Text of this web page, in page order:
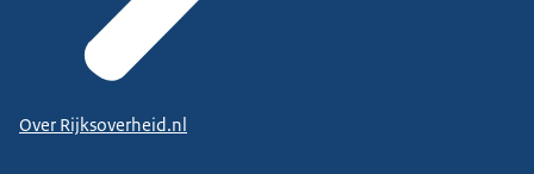
Over Rijksoverheid.nl